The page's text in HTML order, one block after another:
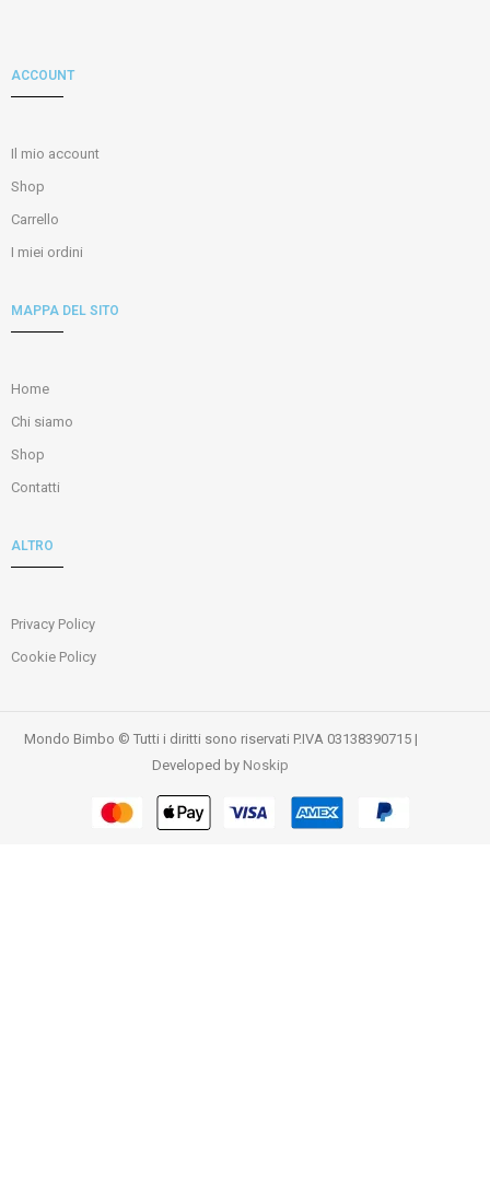
ACCOUNT
Il mio account
Shop
Carrello
I miei ordini
MAPPA DEL SITO
Home
Chi siamo
Shop
Contatti
ALTRO
Privacy Policy
Cookie Policy
Mondo Bimbo © Tutti i diritti sono riservati P.IVA 03138390715 |
Developed by Noskip